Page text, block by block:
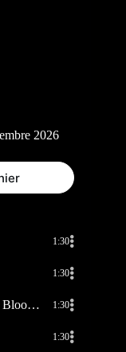
2026
1:30
1:30
B1 Djdj A.k.a. Dj Dorien & Job Sifre – Bloody Mary 1:30
1:30